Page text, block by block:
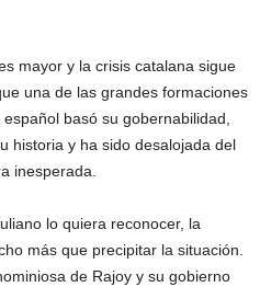
mayor y la crisis catalana sigue
una de las grandes formaciones
basó su gobernabilidad,
historia y ha sido desalojada del
inesperada.
lo quiera reconocer, la
más que precipitar la situación.
de Rajoy y su gobierno